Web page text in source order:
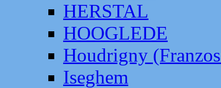
HERSTAL
HOOGLEDE
Houdrigny
Iseghem